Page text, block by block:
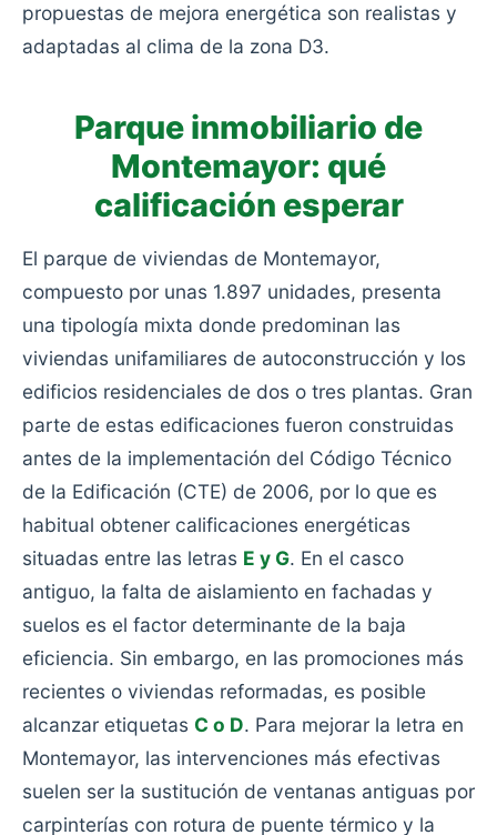
propuestas de mejora energética son realistas y
adaptadas al clima de la zona D3.
Parque inmobiliario de
Montemayor: qué
calificación esperar
El parque de viviendas de Montemayor,
compuesto por unas 1.897 unidades, presenta
una tipología mixta donde predominan las
viviendas unifamiliares de autoconstrucción y los
edificios residenciales de dos o tres plantas. Gran
parte de estas edificaciones fueron construidas
antes de la implementación del Código Técnico
de la Edificación (CTE) de 2006, por lo que es
habitual obtener calificaciones energéticas
situadas entre las letras E y G. En el casco
antiguo, la falta de aislamiento en fachadas y
suelos es el factor determinante de la baja
eficiencia. Sin embargo, en las promociones más
recientes o viviendas reformadas, es posible
alcanzar etiquetas C o D. Para mejorar la letra en
Montemayor, las intervenciones más efectivas
suelen ser la sustitución de ventanas antiguas por
carpinterías con rotura de puente térmico y la